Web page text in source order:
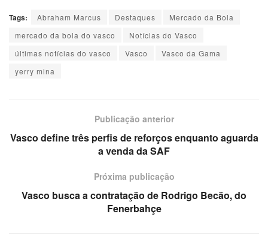
Tags: Abraham Marcus Destaques
Mercado da Bola
mercado da bola do vasco
Notícias do Vasco
últimas notícias do vasco
Vasco
Vasco da Gama
yerry mina
Publicação anterior
Vasco define três perfis de reforços enquanto aguarda
a venda da SAF
Próxima publicação
Vasco busca a contratação de Rodrigo Becão, do
Fenerbahçe